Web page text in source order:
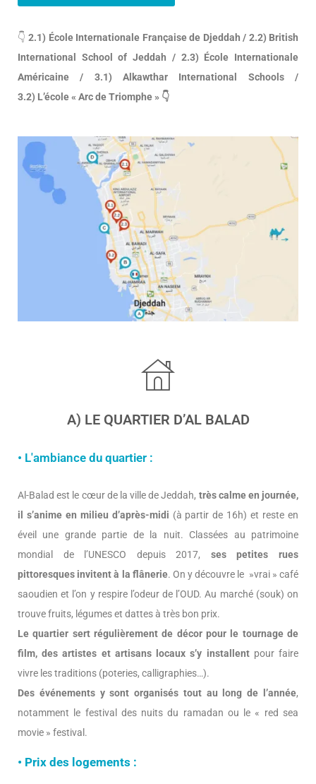
👇 2.1) École Internationale Française de Djeddah / 2.2) British
International School of Jeddah / 2.3) École Internationale
Américaine / 3.1) Alkawthar International Schools /
3.2) L’école « Arc de Triomphe » 👇
A) LE QUARTIER D’AL BALAD
• L'ambiance du quartier :
Al-Balad est le cœur de la ville de Jeddah, très calme en journée,
il s’anime en milieu d’après-midi (à partir de 16h) et reste en
éveil une grande partie de la nuit. Classées au patrimoine
mondial de l’UNESCO depuis 2017, ses petites rues
pittoresques invitent à la flânerie. On y découvre le »vrai » café
saoudien et l’on y respire l’odeur de l’OUD. Au marché (souk) on
trouve fruits, légumes et dattes à très bon prix.
Le quartier sert régulièrement de décor pour le tournage de
film, des artistes et artisans locaux s’y installentpour faire
vivre les traditions (poteries, calligraphies…).
Des événements y sont organisés tout au long de l’année,
notamment le festival des nuits du ramadan ou le « red sea
movie » festival.
• Prix des logements :